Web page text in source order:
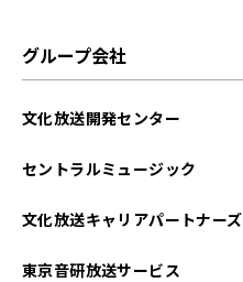
2023年12月
グループ会社
文化放送開発センター
セントラルミュージック
文化放送キャリアパートナーズ
東京音研放送サービス